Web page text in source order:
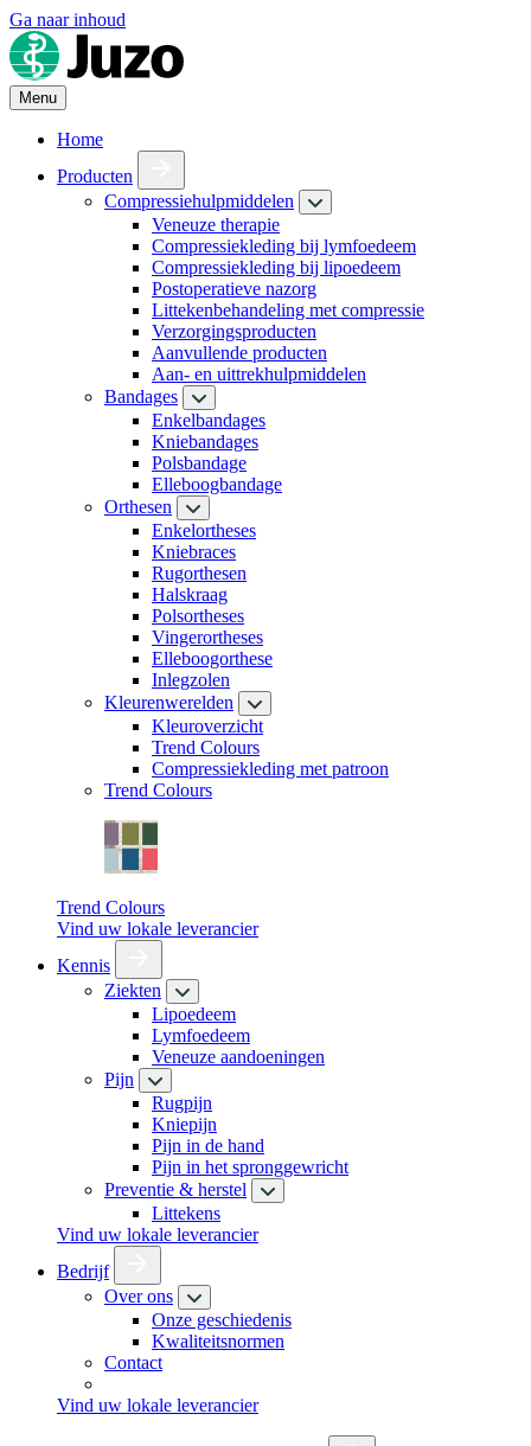
Ga naar inhoud
Menu
Home
Producten
Compressiehulpmiddelen
Veneuze therapie
Compressiekleding bij lymfoedeem
Compressiekleding bij lipoedeem
Postoperatieve nazorg
Littekenbehandeling met compressie
Verzorgingsproducten
Aanvullende producten
Aan- en uittrekhulpmiddelen
Bandages
Enkelbandages
Kniebandages
Polsbandage
Elleboogbandage
Orthesen
Enkelortheses
Kniebraces
Rugorthesen
Halskraag
Polsortheses
Vingerortheses
Elleboogorthese
Inlegzolen
Kleurenwerelden
Kleuroverzicht
Trend Colours
Compressiekleding met patroon
Trend Colours
Trend Colours
Vind uw lokale leverancier
Kennis
Ziekten
Lipoedeem
Lymfoedeem
Veneuze aandoeningen
Pijn
Rugpijn
Kniepijn
Pijn in de hand
Pijn in het spronggewricht
Preventie & herstel
Littekens
Vind uw lokale leverancier
Bedrijf
Over ons
Onze geschiedenis
Kwaliteitsnormen
Contact
Vind uw lokale leverancier